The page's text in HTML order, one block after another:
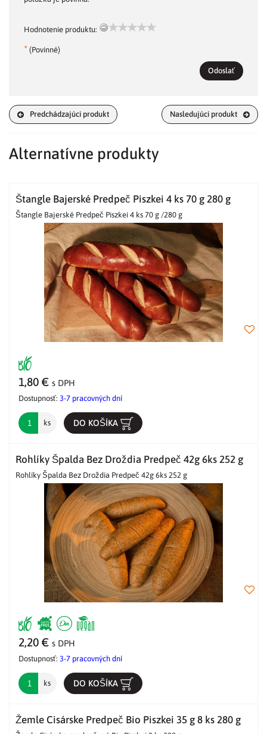
Hodnotenie produktu:
* (Povinné)
Odoslať
Predchádzajúci produkt Nasledujúci produkt
Alternatívne produkty
Štangle Bajerské Predpeč Piszkei 4 ks 70 g 280 g
Štangle Bajerské Predpeč Piszkei 4 ks 70 g /280 g
1,80 € s DPH
Dostupnosť: 3-7 pracovných dní
ks DO KOŠÍKA
Rohlíky Špalda Bez Droždia Predpeč 42g 6ks 252 g
Rohlíky Špalda Bez Droždia Predpeč 42g 6ks 252 g
2,20 € s DPH
Dostupnosť: 3-7 pracovných dní
ks DO KOŠÍKA
Žemle Cisárske Predpeč Bio Piszkei 35 g 8 ks 280 g